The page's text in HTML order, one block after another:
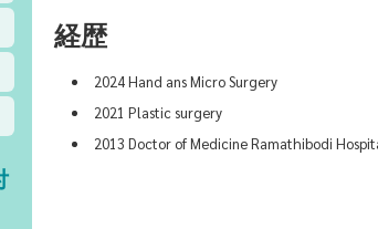
経歴
2024 Hand ans Micro Surgery
2021 Plastic surgery
2013 Doctor of Medicine Ramathibodi